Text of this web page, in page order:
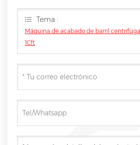
Tema :
Máquina de acabado de barril
1Cft